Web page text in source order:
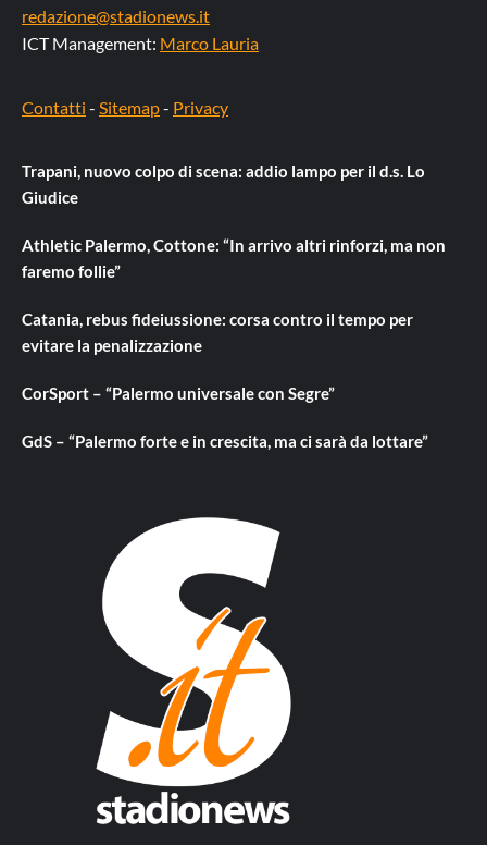
redazione@stadionews.it
ICT Management: Marco Lauria
Contatti - Sitemap- Privacy
Trapani, nuovo colpo di scena: addio lampo per il d.s. Lo
Giudice
Athletic Palermo, Cottone: “In arrivo altri rinforzi, ma non
faremo follie”
Catania, rebus fideiussione: corsa contro il tempo per
evitare la penalizzazione
CorSport – “Palermo universale con Segre”
GdS – “Palermo forte e in crescita, ma ci sarà da lottare”